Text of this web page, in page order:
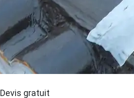
Devis gratuit